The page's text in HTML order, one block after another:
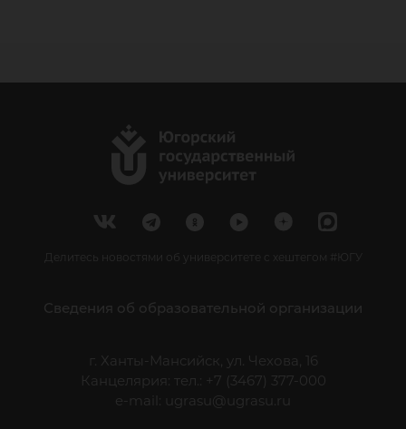
Делитесь новостями об университете с хештегом #ЮГУ
Сведения об образовательной организации
г. Ханты-Мансийск, ул. Чехова, 16
Канцелярия: тел.: +7 (3467) 377-000
e-mail:
ugrasu@ugrasu.ru